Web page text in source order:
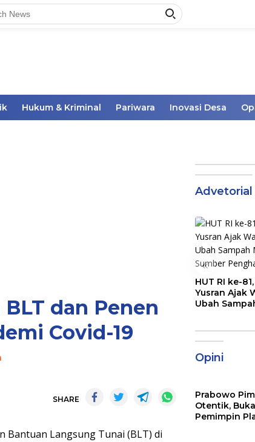
Hukum & Kriminal Pariwara Inovasi Desa
dan Penen
Covid-19
SHARE
Bantuan Langsung Tunai (BLT) di
Advetorial
«
HUT RI ke-
Yusran Ajak
Ubah
Opini
Prabowo
Otentik,
Pemimpin